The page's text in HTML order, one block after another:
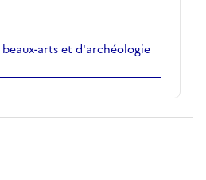
beaux-arts et d'archéologie